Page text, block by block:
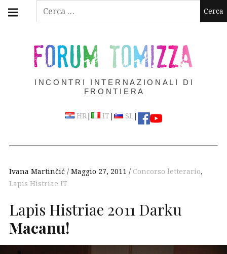
Ricerca
Skip
FORUM TOMIZZA
INCONTRI INTERNAZIONALI DI
FRONTIERA
HR| IT | SL|
navigation
Ivana Martinčić Maggio 27, 2011 Concorso letterario,
Lapis Histriae IT
Lapis Histriae 2011 Darku
Macanu!